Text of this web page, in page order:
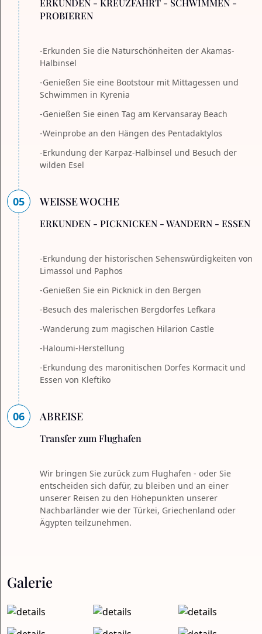
ERKUNDEN - KREUZFAHRT - SCHWIMMEN -
PROBIEREN
-Erkunden Sie die Naturschönheiten der Akamas-
Halbinsel
-Genießen Sie eine Bootstour mit Mittagessen und
Schwimmen in Kyrenia
-Genießen Sie einen Tag am Kervansaray Beach
-Weinprobe an den Hängen des Pentadaktylos
-Erkundung der Karpaz-Halbinsel und Besuch der
wilden Esel
05 WEISSE WOCHE
ERKUNDEN - PICKNICKEN - WANDERN - ESSEN
-Erkundung der historischen Sehenswürdigkeiten von
Limassol und Paphos
-Genießen Sie ein Picknick in den Bergen
-Besuch des malerischen Bergdorfes Lefkara
-Wanderung zum magischen Hilarion Castle
-Haloumi-Herstellung
-Erkundung des maronitischen Dorfes Kormacit und
Essen von Kleftiko
06 ABREISE
Transfer zum Flughafen
Wir bringen Sie zurück zum Flughafen - oder Sie
entscheiden sich dafür, zu bleiben und an einer
unserer Reisen zu den Höhepunkten unserer
Nachbarländer wie der Türkei, Griechenland oder
Ägypten teilzunehmen.
Galerie